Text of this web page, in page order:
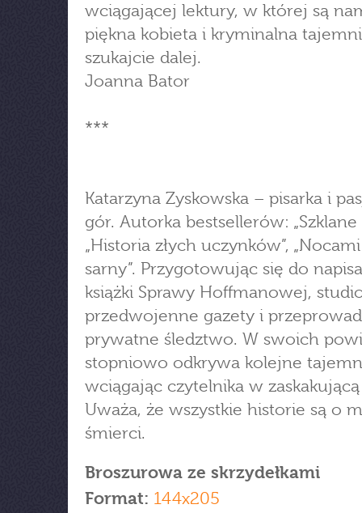
wciągającej lektury, w której są
piękna kobieta i kryminalna
szukajcie dalej.
Joanna Bator
***
Katarzyna Zyskowska – pisarka i
gór. Autorka bestsellerów: „Szklane
„Historia złych uczynków”,
sarny”. Przygotowując się do
książki Sprawy Hoffmanowej,
przedwojenne gazety i
prywatne śledztwo. W swoich
stopniowo odkrywa kolejne
wciągając czytelnika w
Uważa, że wszystkie historie są o
śmierci.
Broszurowa ze skrzydełkami
Format: 144x205